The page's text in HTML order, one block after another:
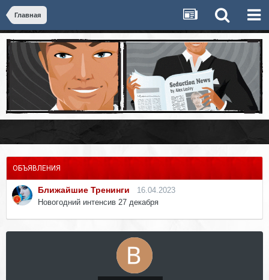
Главная
ОБЪЯВЛЕНИЯ
Ближайшие Тренинги
16.04.2023
Новогодний интенсив 27 декабря